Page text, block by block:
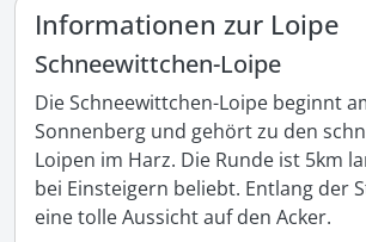
Informationen zur Loipe
Schneewittchen-Loipe
Die Schneewittchen-Loipe beginnt
Sonnenberg und gehört zu den
Loipen im Harz. Die Runde ist 5km
bei Einsteigern beliebt. Entlang der
eine tolle Aussicht auf den Acker.